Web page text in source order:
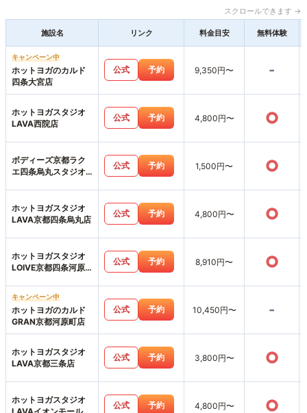
スクロールできます →
施設名 リンク 料金目安 無料体験
キャンペーン中
ホットヨガのカルド
四条大宮店
公式 予約 9,350円〜 -
ホットヨガスタジオ
LAVA西院店
公式 予約 4,800円〜 ○
ボディーズ京都ラク
エ四条烏丸スタジオ
公式 予約 1,500円〜 ○
ホットヨガスタジオ
LAVA京都四条烏丸店
公式 予約 4,800円〜 ○
ホットヨガスタジオ
LOIVE京都四条河原
公式 予約 8,910円〜 ○
キャンペーン中
ホットヨガのカルド
GRAN京都河原町店
公式 予約 10,450円〜 -
ホットヨガスタジオ
LAVA京都三条店
公式 予約 3,800円〜 ○
ホットヨガスタジオ
公式 予約 4,800円〜 ○